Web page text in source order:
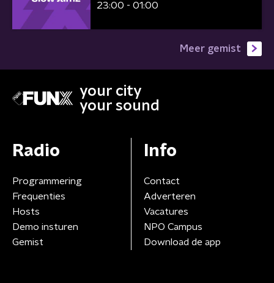
23:00 - 01:00
Meer gemist
your city
your sound
Radio
Programmering
Frequenties
Hosts
Demo insturen
Gemist
Info
Contact
Adverteren
Vacatures
NPO Campus
Download de app